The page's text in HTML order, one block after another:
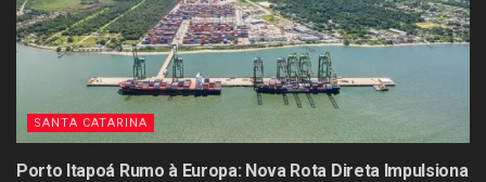
SANTA CATARINA
Porto Itapoá Rumo à Europa: Nova Rota Direta Impulsiona